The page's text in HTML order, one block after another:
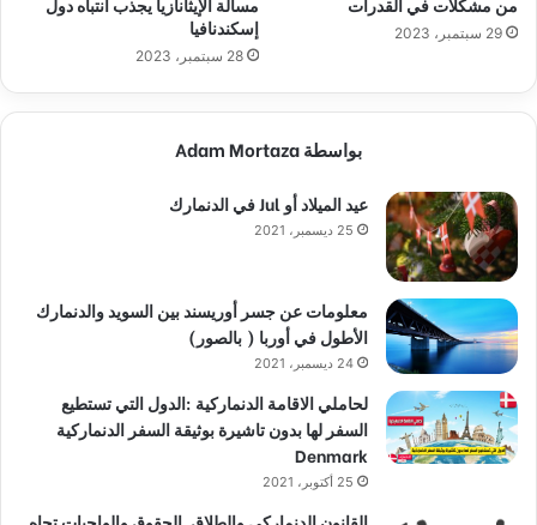
29 سبتمبر، 2023
إسكندنافيا
28 سبتمبر، 2023
بواسطة Adam Mortaza
عيد الميلاد أو Jul في الدنمارك
25 ديسمبر، 2021
معلومات عن جسر أوريسند بين السويد والدنمارك
الأطول في أوربا ( بالصور)
24 ديسمبر، 2021
لحاملي الاقامة الدنماركية :الدول التي تستطيع
السفر لها بدون تاشيرة بوثيقة السفر الدنماركية
Denmark
25 أكتوبر، 2021